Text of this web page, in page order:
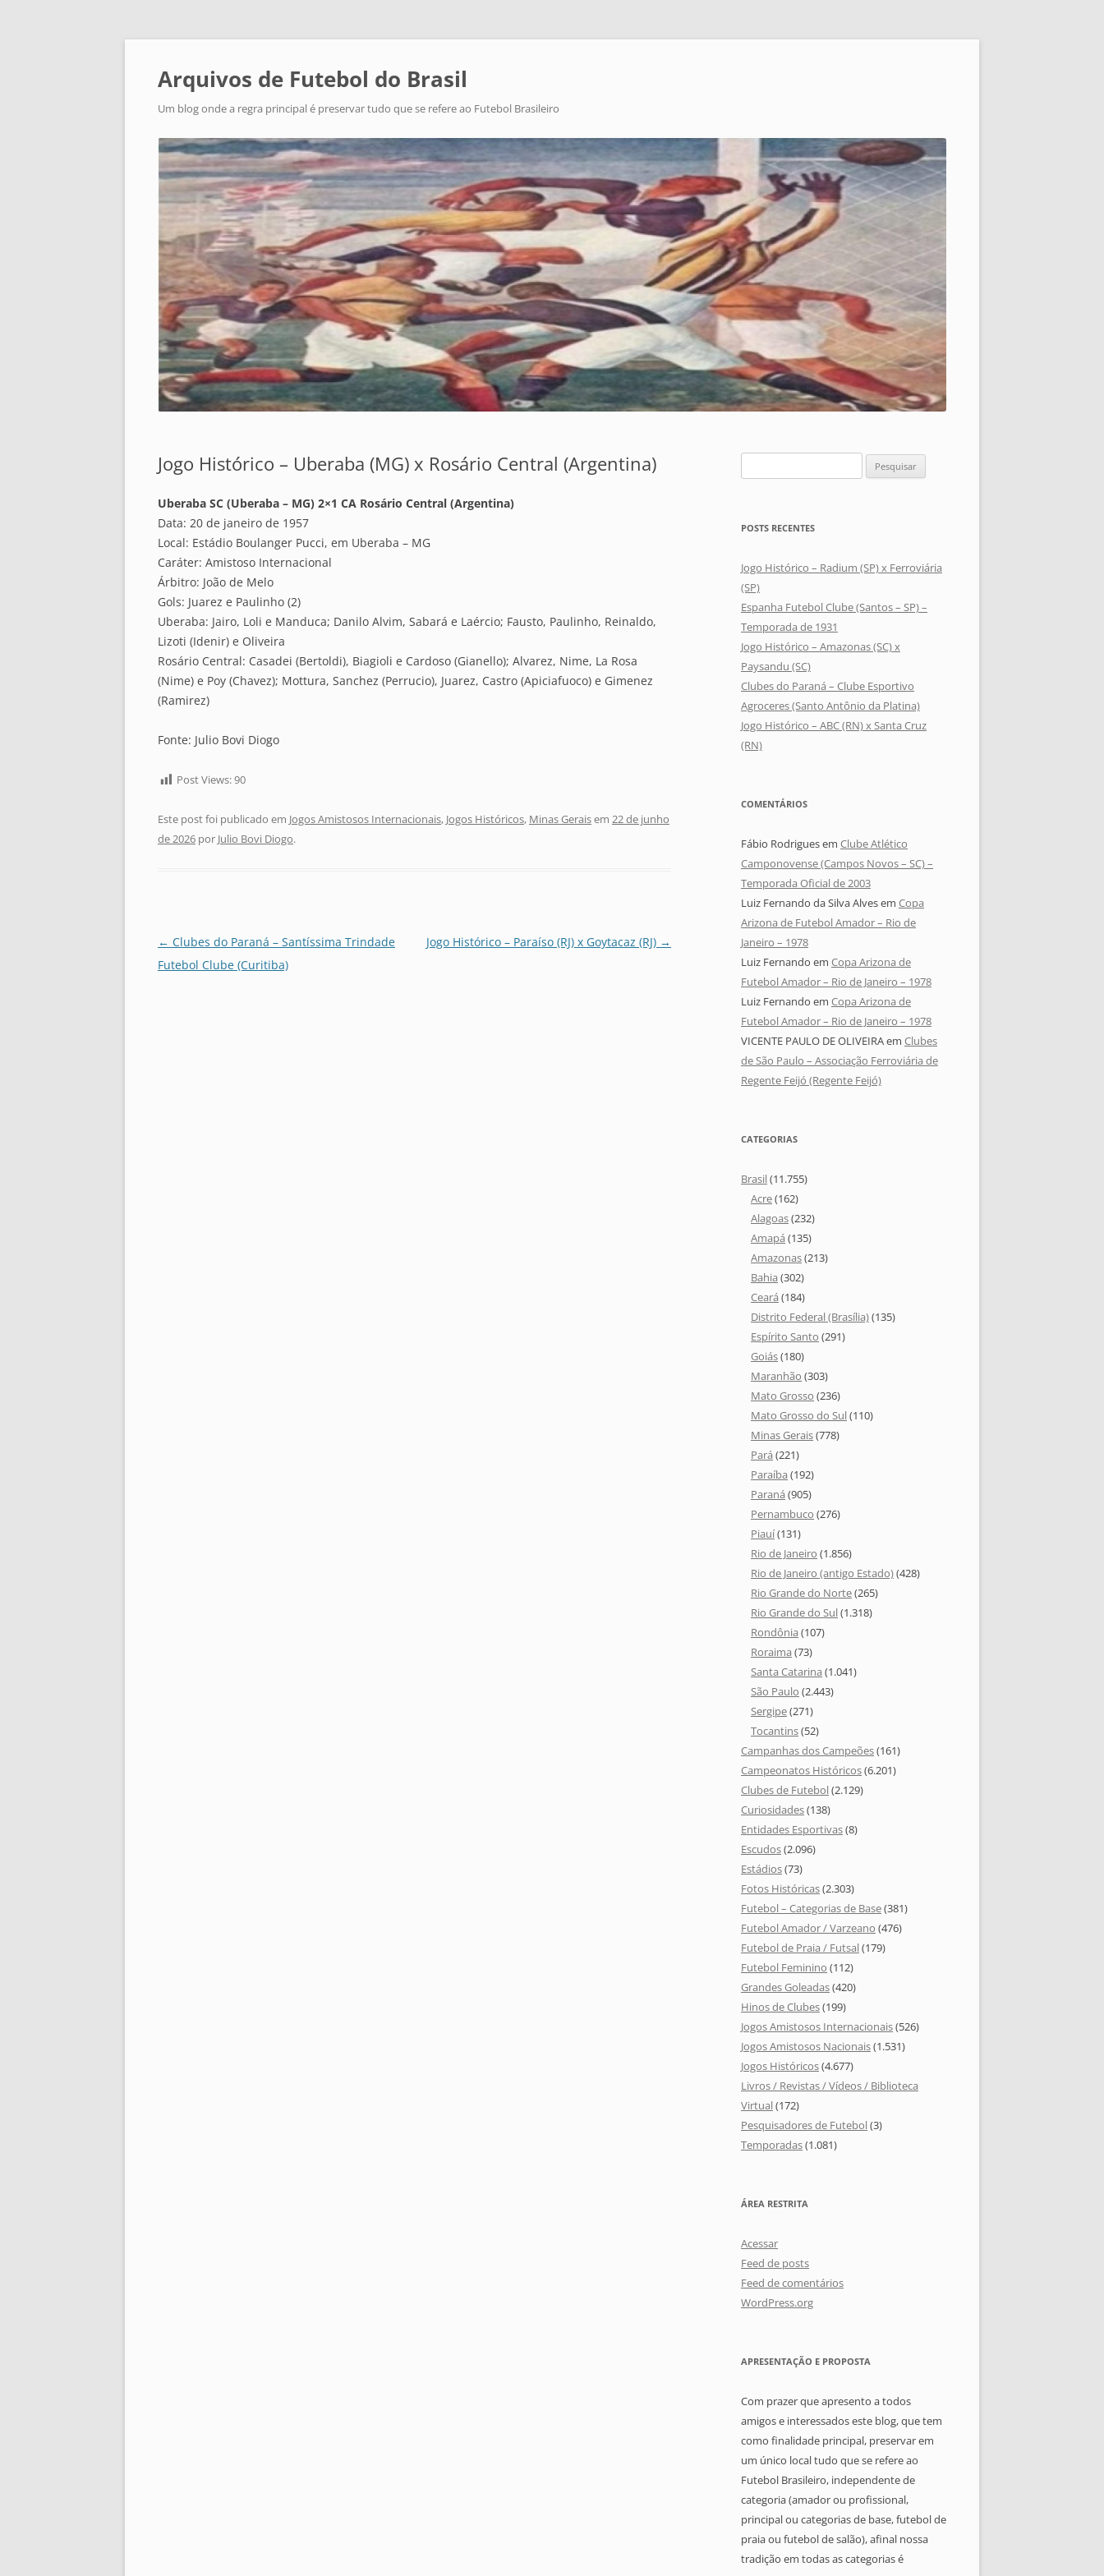
Arquivos de Futebol do Brasil
Um blog onde a regra principal é preservar tudo que se refere ao Futebol Brasileiro
Jogo Histórico – Uberaba (MG) x Rosário Central (Argentina)
Uberaba SC (Uberaba – MG) 2×1 CA Rosário Central (Argentina)
Data: 20 de janeiro de 1957
Local: Estádio Boulanger Pucci, em Uberaba – MG
Caráter: Amistoso Internacional
Árbitro: João de Melo
Gols: Juarez e Paulinho (2)
Uberaba: Jairo, Loli e Manduca; Danilo Alvim, Sabará e Laércio; Fausto, Paulinho, Reinaldo,
Lizoti (Idenir) e Oliveira
Rosário Central: Casadei (Bertoldi), Biagioli e Cardoso (Gianello); Alvarez, Nime, La Rosa
(Nime) e Poy (Chavez); Mottura, Sanchez (Perrucio), Juarez, Castro (Apiciafuoco) e Gimenez
(Ramirez)
Fonte: Julio Bovi Diogo
Post Views:90
Este post foi publicado em Jogos Amistosos Internacionais, Jogos Históricos, Minas Geraisem 22 de junho
de 2026 por Julio Bovi Diogo.
Navegação
de
← Clubes do Paraná – Santíssima Trindade
Futebol Clube (Curitiba)
Jogo Histórico – Paraíso (RJ) x Goytacaz (RJ) →
por:
POSTS RECENTES
Jogo Histórico – Radium (SP) x Ferroviária
(SP)
Espanha Futebol Clube (Santos – SP) –
Temporada de 1931
Jogo Histórico – Amazonas (SC) x
Paysandu (SC)
Clubes do Paraná – Clube Esportivo
Agroceres (Santo Antônio da Platina)
Jogo Histórico – ABC (RN) x Santa Cruz
(RN)
COMENTÁRIOS
Fábio Rodriguesem Clube Atlético
Camponovense (Campos Novos – SC) –
Temporada Oficial de 2003
Luiz Fernando da Silva Alvesem Copa
Arizona de Futebol Amador – Rio de
Janeiro – 1978
Luiz Fernando em Copa Arizona de
Futebol Amador – Rio de Janeiro – 1978
Luiz Fernando em Copa Arizona de
Futebol Amador – Rio de Janeiro – 1978
VICENTE PAULO DE OLIVEIRAem Clubes
de São Paulo – Associação Ferroviária de
Regente Feijó (Regente Feijó)
CATEGORIAS
Brasil(11.755)
Acre(162)
Alagoas(232)
Amapá (135)
Amazonas(213)
Bahia (302)
Ceará (184)
Distrito Federal (Brasília)(135)
Espírito Santo (291)
Goiás(180)
Maranhão (303)
Mato Grosso (236)
Mato Grosso do Sul(110)
Minas Gerais(778)
Pará (221)
Paraíba (192)
Paraná (905)
Pernambuco (276)
Piauí(131)
Rio de Janeiro (1.856)
Rio de Janeiro (antigo Estado)(428)
Rio Grande do Norte(265)
Rio Grande do Sul(1.318)
Rondônia (107)
Roraima (73)
Santa Catarina (1.041)
São Paulo (2.443)
Sergipe(271)
Tocantins(52)
Campanhas dos Campeões(161)
Campeonatos Históricos(6.201)
Clubes de Futebol(2.129)
Curiosidades(138)
Entidades Esportivas(8)
Escudos(2.096)
Estádios(73)
Fotos Históricas(2.303)
Futebol – Categorias de Base(381)
Futebol Amador / Varzeano (476)
Futebol de Praia / Futsal(179)
Futebol Feminino (112)
Grandes Goleadas(420)
Hinos de Clubes(199)
Jogos Amistosos Internacionais(526)
Jogos Amistosos Nacionais(1.531)
Jogos Históricos(4.677)
Livros / Revistas / Vídeos / Biblioteca
Virtual(172)
Pesquisadores de Futebol(3)
Temporadas(1.081)
ÁREA RESTRITA
Acessar
Feed de posts
Feed de comentários
WordPress.org
APRESENTAÇÃO E PROPOSTA
Com prazer que apresento a todos
amigos e interessados este blog, que tem
como finalidade principal, preservar em
um único local tudo que se refere ao
Futebol Brasileiro, independente de
categoria (amador ou profissional,
principal ou categorias de base, futebol de
praia ou futebol de salão), afinal nossa
tradição em todas as categorias é